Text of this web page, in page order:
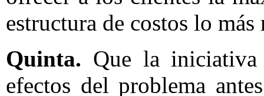
estructura de costos lo
Quinta. Que la iniciativa
efectos del problema